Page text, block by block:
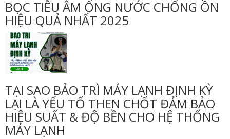
BỌC TIÊU ÂM ỐNG NƯỚC CHỐNG ỒN
HIỆU QUẢ NHẤT 2025
TẠI SAO BẢO TRÌ MÁY LẠNH ĐỊNH KỲ
LẠI LÀ YẾU TỐ THEN CHỐT ĐẢM BẢO
HIỆU SUẤT & ĐỘ BỀN CHO HỆ THỐNG
MÁY LẠNH